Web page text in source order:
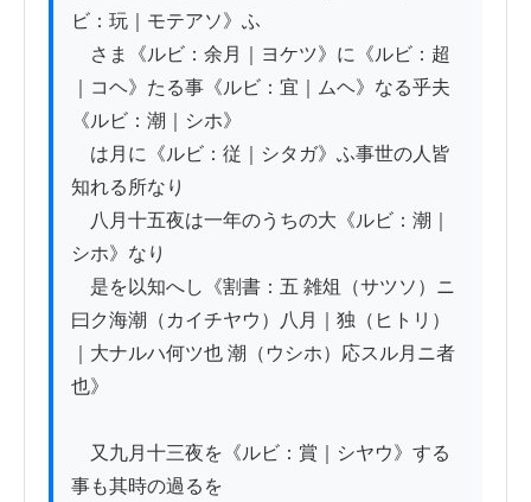
ビ：玩｜モテアソ》ふ
さま《ルビ：余月｜ヨケツ》に《ルビ：超
｜コヘ》たる事《ルビ：宜｜ムヘ》なる乎夫
《ルビ：潮｜シホ》
は月に《ルビ：従｜シタガ》ふ事世の人皆
知れる所なり
八月十五夜は一年のうちの大《ルビ：潮｜
シホ》なり
是を以知へし《割書：五 雑俎（サツソ）ニ
曰ク海潮（カイチヤウ）八月｜独（ヒトリ）
｜大ナルハ何ツ也 潮（ウシホ）応スル月ニ者
也》
又九月十三夜を《ルビ：賞｜シヤウ》する
事も其時の過るを